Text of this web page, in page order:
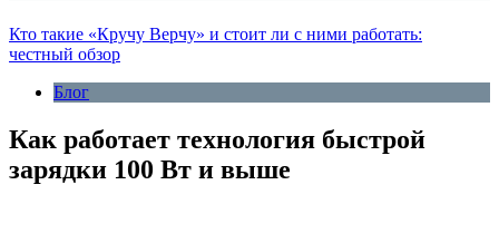
Кто такие «Кручу Верчу» и стоит ли с ними работать:
честный обзор
Блог
Как работает технология быстрой
зарядки 100 Вт и выше